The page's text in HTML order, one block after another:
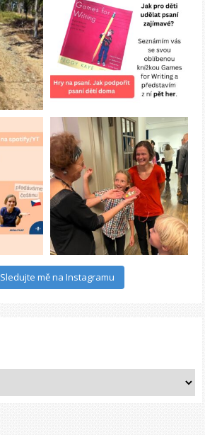
Sledujte mě na Instagramu